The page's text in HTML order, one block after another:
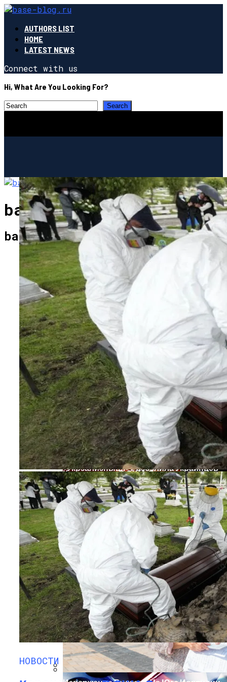
AUTHORS LIST
HOME
LATEST NEWS
Connect with us
Hi, What Are You Looking For?
base-blog.ru
base-blog.ru
ЭКОНОМИКА И ПОЛИТИКА
G7 Договорились Регулировать
Искусственный Интеллект
Растущая Концентрация Власти В
Руках Си Цзиньпина: Мир Не Обмануть
НОВОСТИ
Коронавирус В США Оказался
Смертоноснее «испанки» 1918 Года
ИНТЕРЕСНОЕ И ПОЗНАВАТЕЛЬНОЕ
«Укрзализныця» Разозлила Украинцев
Стаканами За Полтора Миллиона
Гривен
НОВОСТИ